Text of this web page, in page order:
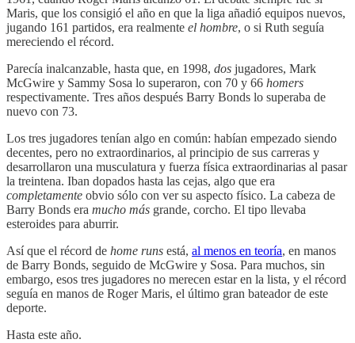
Maris, que los consigió el año en que la liga añadió equipos nuevos,
jugando 161 partidos, era realmente el hombre, o si Ruth seguía
mereciendo el récord.
Parecía inalcanzable, hasta que, en 1998, dos jugadores, Mark
McGwire y Sammy Sosa lo superaron, con 70 y 66 homers
respectivamente. Tres años después Barry Bonds lo superaba de
nuevo con 73.
Los tres jugadores tenían algo en común: habían empezado siendo
decentes, pero no extraordinarios, al principio de sus carreras y
desarrollaron una musculatura y fuerza física extraordinarias al pasar
la treintena. Iban dopados hasta las cejas, algo que era
completamente obvio sólo con ver su aspecto físico. La cabeza de
Barry Bonds era mucho más grande, corcho. El tipo llevaba
esteroides para aburrir.
Así que el récord de home runs está, al menos en teoría, en manos
de Barry Bonds, seguido de McGwire y Sosa. Para muchos, sin
embargo, esos tres jugadores no merecen estar en la lista, y el récord
seguía en manos de Roger Maris, el último gran bateador de este
deporte.
Hasta este año.